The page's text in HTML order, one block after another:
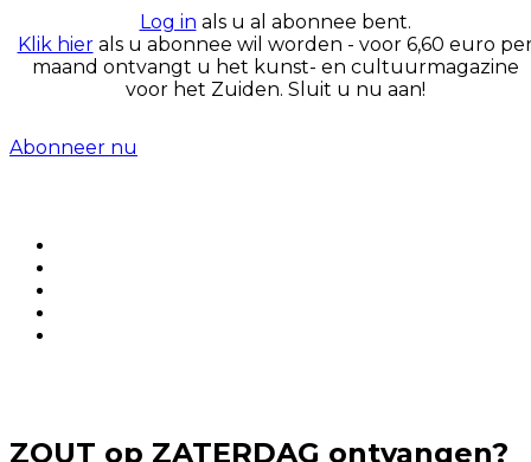
Log in als u al abonnee bent.
Klik hierals u abonnee wil worden - voor 6,60 euro
maand ontvangt u het kunst- en cultuurmagazine
voor het Zuiden. Sluit u nu aan!
Abonneer nu
ZOUT op ZATERDAG ontvangen?